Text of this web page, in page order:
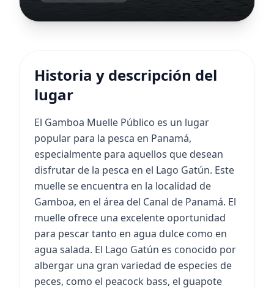
Historia y descripción del
lugar
El Gamboa Muelle Público es un lugar
popular para la pesca en Panamá,
especialmente para aquellos que desean
disfrutar de la pesca en el Lago Gatún. Este
muelle se encuentra en la localidad de
Gamboa, en el área del Canal de Panamá. El
muelle ofrece una excelente oportunidad
para pescar tanto en agua dulce como en
agua salada. El Lago Gatún es conocido por
albergar una gran variedad de especies de
peces, como el peacock bass, el guapote